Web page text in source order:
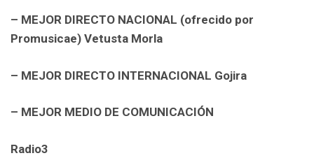
– MEJOR DIRECTO NACIONAL (ofrecido por
Promusicae) Vetusta Morla
– MEJOR DIRECTO INTERNACIONAL Gojira
– MEJOR MEDIO DE COMUNICACIÓN
Radio3